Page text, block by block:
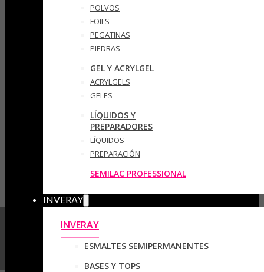
POLVOS
FOILS
PEGATINAS
PIEDRAS
GEL Y ACRYLGEL
ACRYLGELS
GELES
LÍQUIDOS Y
PREPARADORES
LÍQUIDOS
PREPARACIÓN
SEMILAC PROFESSIONAL
INVERAY
INVERAY
ESMALTES SEMIPERMANENTES
BASES Y TOPS